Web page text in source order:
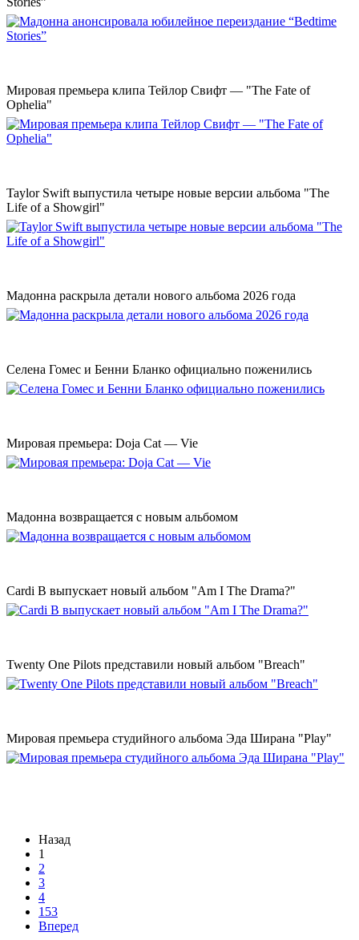
Мировая премьера клипа Тейлор Свифт — "The Fate of
Ophelia"
Taylor Swift выпустила четыре новые версии альбома "The
Life of a Showgirl"
Мадонна раскрыла детали нового альбома 2026 года
Селена Гомес и Бенни Бланко официально поженились
Мировая премьера: Doja Cat — Vie
Мадонна возвращается с новым альбомом
Cardi B выпускает новый альбом "Am I The Drama?"
Twenty One Pilots представили новый альбом "Breach"
Мировая премьера студийного альбома Эда Ширана "Play"
Назад
1
2
3
4
153
Вперед